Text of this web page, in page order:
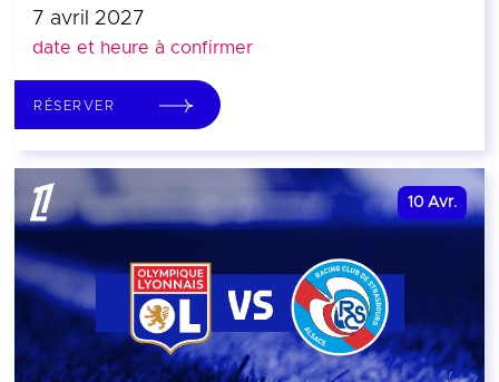
7 avril 2027
date et heure à confirmer
RÉSERVER
10 Avr.